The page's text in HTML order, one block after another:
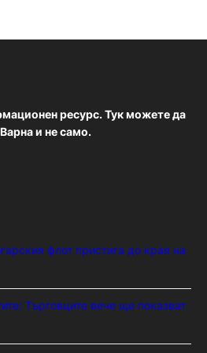
ресурс. Тук можете да
и не само.
флот пристига до края на
Търговците вече ще показват